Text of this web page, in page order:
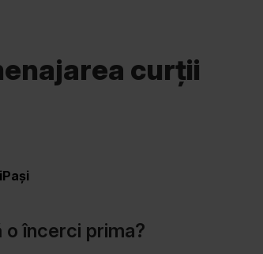
curții
o încerci prima?